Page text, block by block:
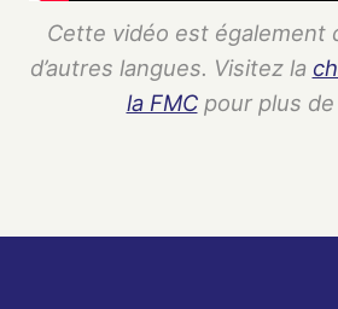
Cette vidéo est également
d’autres langues. Visitez la
la FMCpour plus de